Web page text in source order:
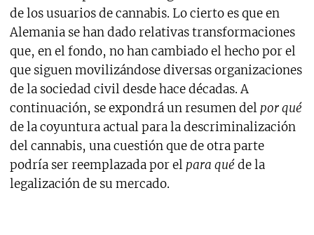
de los usuarios de cannabis. Lo cierto es que en
Alemania se han dado relativas transformaciones
que, en el fondo, no han cambiado el hecho por el
que siguen movilizándose diversas organizaciones
de la sociedad civil desde hace décadas. A
continuación, se expondrá un resumen del por qué
de la coyuntura actual para la descriminalización
del cannabis, una cuestión que de otra parte
podría ser reemplazada por el para quéde la
legalización de su mercado.